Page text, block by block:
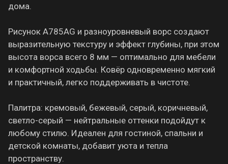
дома.
Рисунок A785AG и разноуровневый ворс создают
выразительную текстуру и эффект глубины, при этом
высота ворса всего 8 мм — оптимально для мебели
и комфортной ходьбы. Ковёр одновременно мягкий
и практичный, легко поддерживать в чистоте.
Палитра: кремовый, бежевый, серый, коричневый,
светло-серый — нейтральные оттенки подойдут к
любому стилю. Идеален для гостиной, спальни и
детской комнаты, добавит уюта и тепла
пространству.